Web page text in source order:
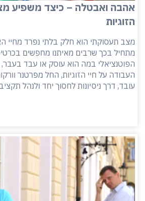
אהבה ואבטלה – כיצד משפיע
הזוגיות
מצב תעסוקתי הוא חלק בלתי נפרד מחיי
מתחיל בכך שרבים מאיתנו מחפשים
הפוטנציאלי במה הוא עוסק או עבד
העבודה על חיי הזוגיות, החל מפרטנר
עובד, דרך ניסיונות לחסוך יחד ולנהל